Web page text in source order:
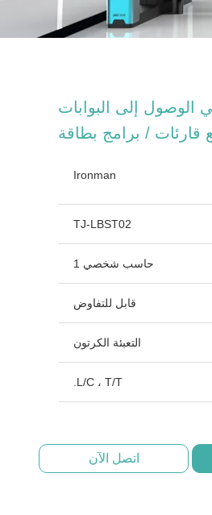
الوصول إلى البوابات
قارئات / برامج بطاقة
Ironman
TJ-LBST02
حاسب شخصي 1
قابل للتفاوض
التعبئة الكرتون
L/C ، T/T.
اتصل الآن